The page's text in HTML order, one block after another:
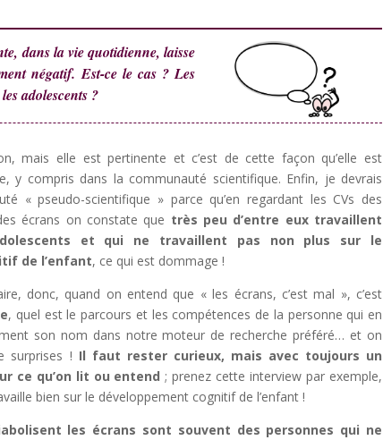
dans la vie quotidienne, laisse
négatif. Est-ce le cas ? Les
adolescents ?
mais elle est pertinente et c’est de cette façon qu’elle est
y compris dans la communauté scientifique. Enfin, je devrais
« pseudo-scientifique » parce qu’en regardant les CVs des
écrans on constate que très peu d’entre eux travaillent
et qui ne travaillent pas non plus sur le
de l’enfant, ce qui est dommage !
donc, quand on entend que « les écrans, c’est mal », c’est
, quel est le parcours et les compétences de la personne qui en
son nom dans notre moteur de recherche préféré… et on
surprises ! Il faut rester curieux, mais avec toujours un
ce qu’on lit ou entend ; prenez cette interview par exemple,
bien sur le développement cognitif de l’enfant !
les écrans sont souvent des personnes qui ne